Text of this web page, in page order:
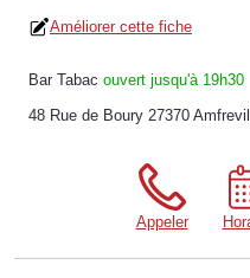
Améliorer cette fiche
Bar Tabac ouvert jusqu'à 19h30
48 Rue de Boury 27370
Appeler